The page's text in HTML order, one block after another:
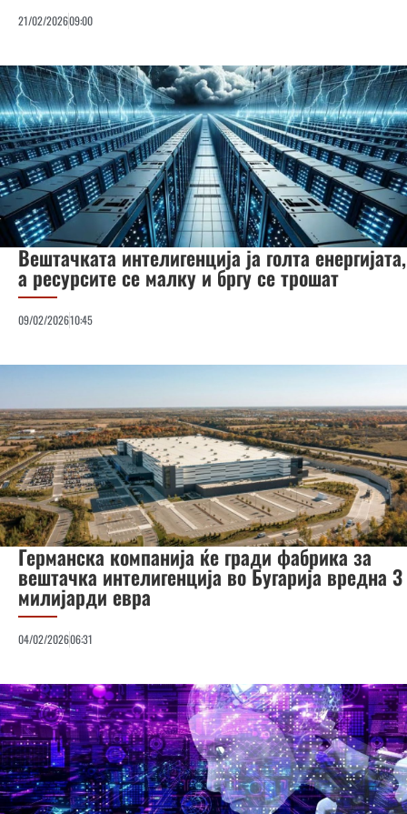
21/02/202609:00
Вештачката интелигенција ја голта енергијата,
а ресурсите се малку и бргу се трошат
09/02/202610:45
Германска компанија ќе гради фабрика за
вештачка интелигенција во Бугарија вредна 3
милијарди евра
04/02/202606:31